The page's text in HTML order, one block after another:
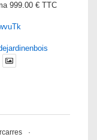
999.00 € TTC
·